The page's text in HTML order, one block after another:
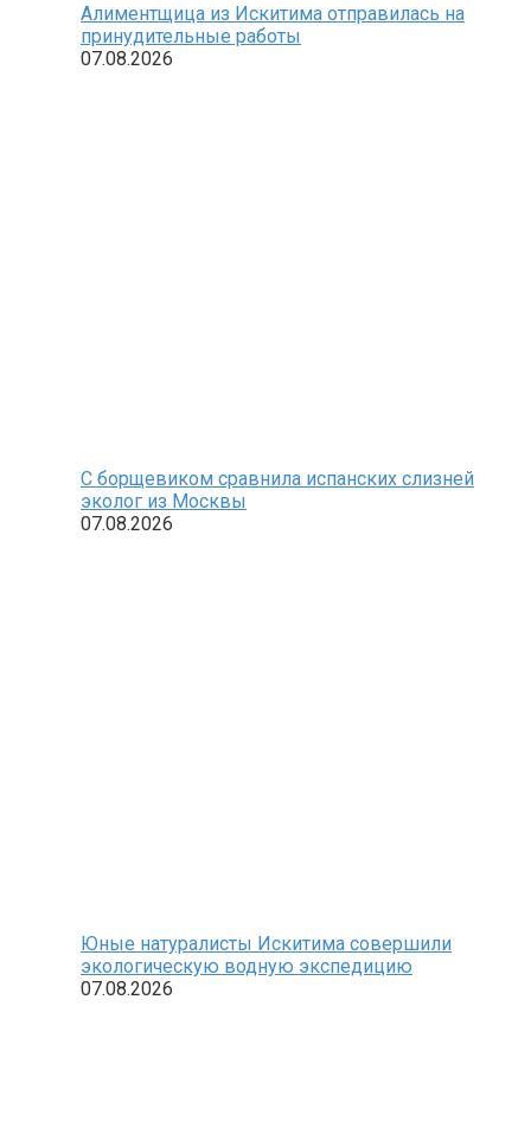
Алиментщица из Искитима отправилась на
принудительные работы
07.08.2026
С борщевиком сравнила испанских слизней
эколог из Москвы
07.08.2026
Юные натуралисты Искитима совершили
экологическую водную экспедицию
07.08.2026